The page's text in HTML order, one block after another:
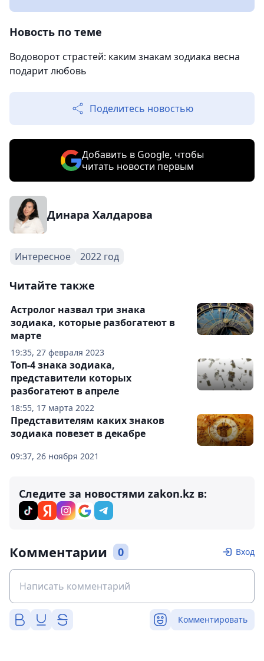
Новость по теме
Водоворот страстей: каким знакам зодиака весна
подарит любовь
Поделитесь новостью
Добавить в Google, чтобы
читать новости первым
Динара Халдарова
Интересное 2022 год
Читайте также
19:35, 27 февраля 2023
Астролог назвал три знака
зодиака, которые разбогатеют в
марте
18:55, 17 марта 2022
Топ-4 знака зодиака,
представители которых
разбогатеют в апреле
09:37, 26 ноября 2021
Представителям каких знаков
зодиака повезет в декабре
Следите за новостями zakon.kz в:
Комментарии 0 Вход
Комментировать